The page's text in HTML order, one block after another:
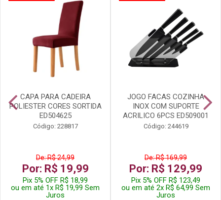
CAPA PARA CADEIRA
POLIESTER CORES SORTIDA
ED504625
Código: 228817
De: R$ 24,99
Por: R$ 19,99
Pix 5% OFF R$ 18,99
ou em até 1x R$ 19,99 Sem
Juros
JOGO FACAS COZINHA
INOX COM SUPORTE
ACRILICO 6PCS ED509001
Código: 244619
De: R$ 169,99
Por: R$ 129,99
Pix 5% OFF R$ 123,49
ou em até 2x R$ 64,99 Sem
Juros